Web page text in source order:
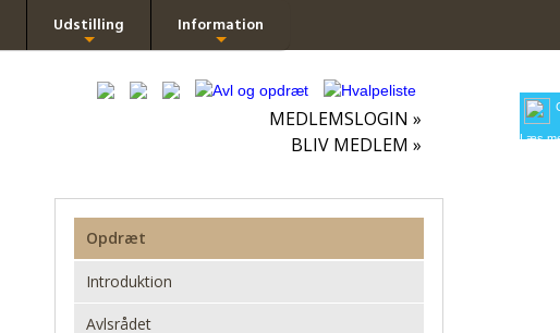
Læs
Udstilling Information
MEDLEMSLOGIN »
BLIV MEDLEM »
Opdræt
Introduktion
Avlsrådet